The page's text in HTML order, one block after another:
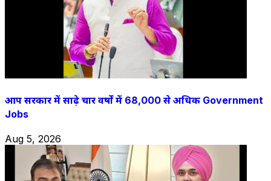
आप सरकार में साढ़े चार वर्षों में 68,000 से अधिक Government
Jobs
Aug 5, 2026